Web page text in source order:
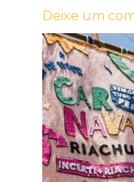
Deixe um